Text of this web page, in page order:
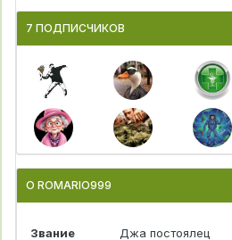
7 ПОДПИСЧИКОВ
О ROMARIO999
Звание Джа постоялец